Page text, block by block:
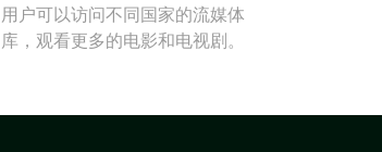
用户可以访问不同国家的流媒体
库，观看更多的电影和电视剧。